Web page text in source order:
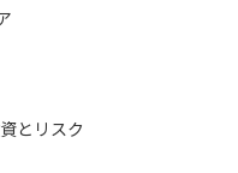
とリスク